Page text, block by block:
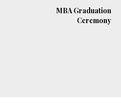
MBA Graduation
Ceremony